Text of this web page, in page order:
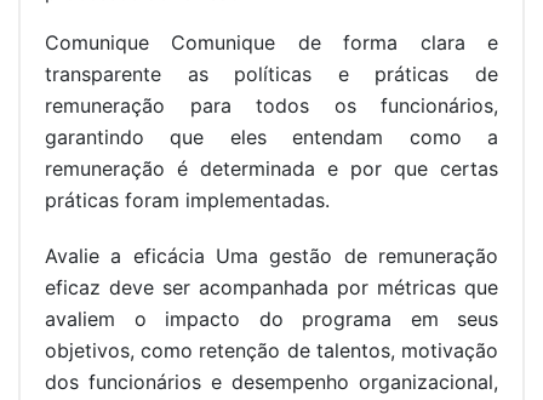
Comunique Comunique de forma clara e
transparente as políticas e práticas de
remuneração para todos os funcionários,
garantindo que eles entendam como a
remuneração é determinada e por que certas
práticas foram implementadas.
Avalie a eficácia Uma gestão de remuneração
eficaz deve ser acompanhada por métricas que
avaliem o impacto do programa em seus
objetivos, como retenção de talentos, motivação
dos funcionários e desempenho organizacional,